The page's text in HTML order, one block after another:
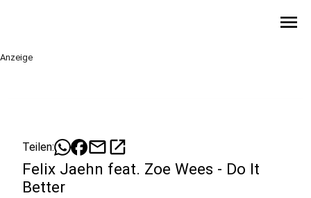
menu
Anzeige
Teilen: mailopen_in_new
Felix Jaehn feat. Zoe Wees - Do It
Better